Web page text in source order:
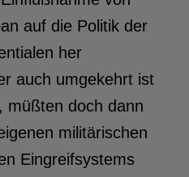
auf die Politik der
her
auch umgekehrt ist
müßten doch dann
militärischen
Eingreifsystems